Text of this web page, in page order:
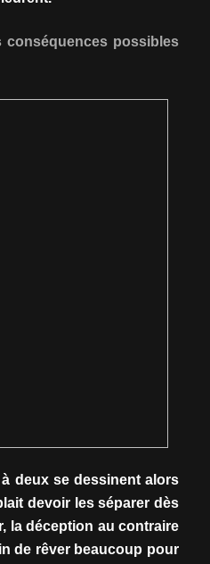
conséquences possibles
deux se dessinent alors
devoir les séparer dès
la déception au contraire
de rêver beaucoup pour